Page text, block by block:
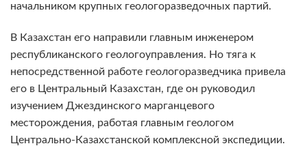
начальником крупных геологоразведочных партий.
В Казахстан его направили главным инженером
республиканского геологоуправления. Но тяга к
непосредственной работе геологоразведчика привела
его в Центральный Казахстан, где он руководил
изучением Джездинского марганцевого
месторождения, работая главным геологом
Центрально-Казахстанской комплексной экспедиции.